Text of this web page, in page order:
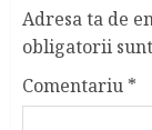
Adresa ta de
obligatorii
Comentariu *